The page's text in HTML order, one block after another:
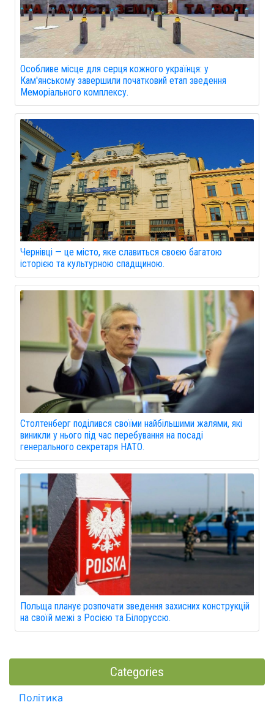
Особливе місце для серця кожного українця: у
Кам'янському завершили початковий етап зведення
Меморіального комплексу.
Чернівці — це місто, яке славиться своєю багатою
історією та культурною спадщиною.
Столтенберг поділився своїми найбільшими жалями, які
виникли у нього під час перебування на посаді
генерального секретаря НАТО.
Польща планує розпочати зведення захисних конструкцій
на своїй межі з Росією та Білоруссю.
Categories
Політика